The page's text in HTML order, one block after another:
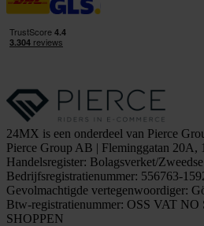
24MX is een onderdeel van Pierce
Pierce Group AB | Fleminggatan 20A,
Handelsregister: Bolagsverket/
Bedrijfsregistratienummer: 556763-
Gevolmachtigde vertegenwoordiger:
Btw-registratienummer: OSS VAT NO
SHOPPEN